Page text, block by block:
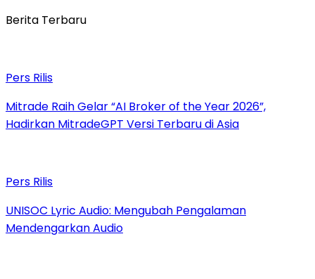
Berita Terbaru
Pers Rilis
Mitrade Raih Gelar “AI Broker of the Year 2026”,
Hadirkan MitradeGPT Versi Terbaru di Asia
Pers Rilis
UNISOC Lyric Audio: Mengubah Pengalaman
Mendengarkan Audio